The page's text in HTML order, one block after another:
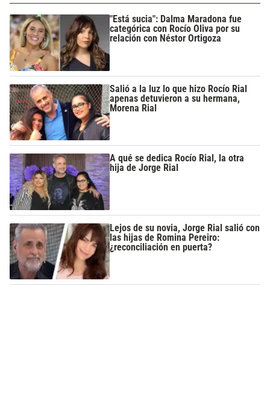
"Está sucia": Dalma Maradona fue
categórica con Rocío Oliva por su
relación con Néstor Ortigoza
Salió a la luz lo que hizo Rocío Rial
apenas detuvieron a su hermana,
Morena Rial
A qué se dedica Rocío Rial, la otra
hija de Jorge Rial
Lejos de su novia, Jorge Rial salió con
las hijas de Romina Pereiro:
¿reconciliación en puerta?